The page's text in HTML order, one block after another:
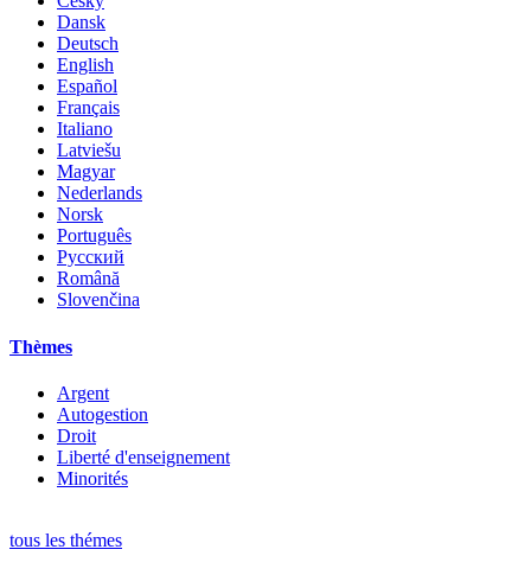
Dansk
Deutsch
English
Español
Français
Italiano
Latviešu
Magyar
Nederlands
Norsk
Português
Русский
Română
Slovenčina
Thèmes
Argent
Autogestion
Droit
Liberté d'enseignement
Minorités
tous les thémes